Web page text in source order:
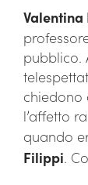
Valentina
pubblico.
chiedono
l’affetto
quando
Filippi.